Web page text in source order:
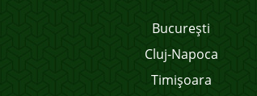
București
Cluj-Napoca
Timișoara